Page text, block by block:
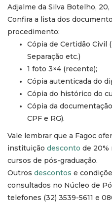
Adjalme da Silva Botelho,
Confira a lista dos
procedimento:
Cópia de Certidão Civil
Separação etc.)
1 foto 3×4 (recente);
Cópia autenticada do
Cópia do histórico do
Cópia da
CPF e RG).
Vale lembrar que a Fagoc
instituição desconto de 20%
cursos de pós-graduação.
Outros descontos e
consultados no Núcleo de
telefones (32) 3539-5611 e